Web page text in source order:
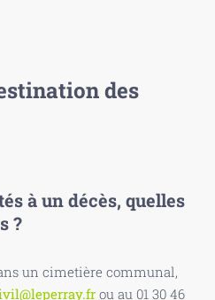
des
à un décès, quelles
?
un cimetière communal,
ou au 01 30 46